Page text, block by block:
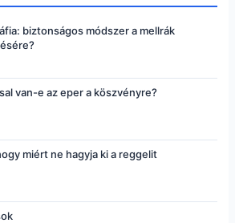
biztonságos módszer a mellrák
van-e az eper a köszvényre?
miért ne hagyja ki a reggelit